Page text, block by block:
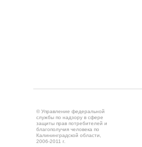
© Управление федеральной
службы по надзору в сфере
защиты прав потребителей и
благополучия человека по
Калининградской области,
2006-2011 г.